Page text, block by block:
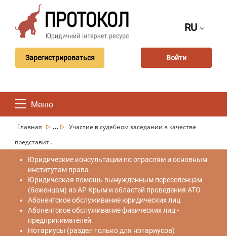
RU
Зарегистрироваться Войти
Меню
Главная ...
Участие в судебном заседании в качестве
представит...
Юридические консультации по отраслям и основным
институтам права.
Юридическая помощь вынужденным переселенцам
(беженцам) из АР Крым и областей проведения АТО
Абонентское обслуживание юридических лиц
Абонентское обслуживание физических лиц -
предпринимателей
Нотариусы (раздел только для нотариусов)